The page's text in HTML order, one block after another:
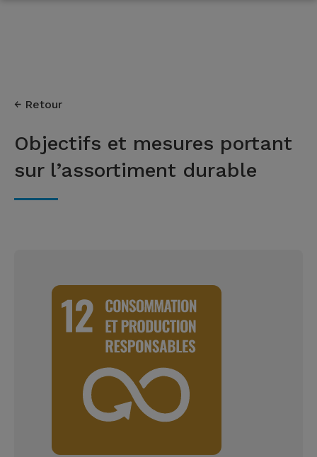
Retour
Objectifs et mesures portant
sur l’assortiment durable